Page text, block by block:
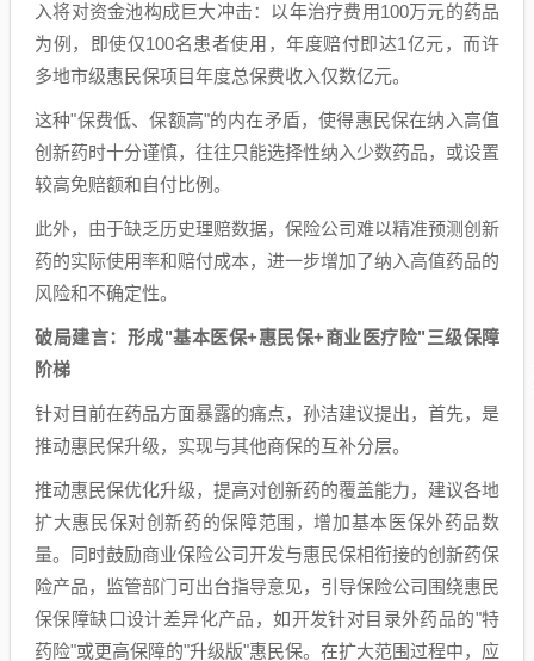
入将对资金池构成巨大冲击：以年治疗费用100万元的药品
为例，即使仅100名患者使用，年度赔付即达1亿元，而许
多地市级惠民保项目年度总保费收入仅数亿元。
这种"保费低、保额高"的内在矛盾，使得惠民保在纳入高值
创新药时十分谨慎，往往只能选择性纳入少数药品，或设置
较高免赔额和自付比例。
此外，由于缺乏历史理赔数据，保险公司难以精准预测创新
药的实际使用率和赔付成本，进一步增加了纳入高值药品的
风险和不确定性。
破局建言：形成"基本医保+惠民保+商业医疗险"三级保障
阶梯
针对目前在药品方面暴露的痛点，孙洁建议提出，首先，是
推动惠民保升级，实现与其他商保的互补分层。
推动惠民保优化升级，提高对创新药的覆盖能力，建议各地
扩大惠民保对创新药的保障范围，增加基本医保外药品数
量。同时鼓励商业保险公司开发与惠民保相衔接的创新药保
险产品，监管部门可出台指导意见，引导保险公司围绕惠民
保保障缺口设计差异化产品，如开发针对目录外药品的"特
药险"或更高保障的"升级版"惠民保。在扩大范围过程中，应